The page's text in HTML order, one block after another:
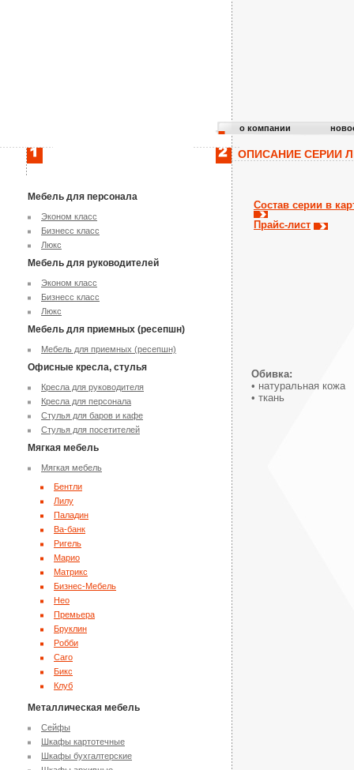
о компании
ОПИСАНИЕ СЕРИИ
Мебель для персонала
Эконом класс
Бизнесс класс
Люкс
Мебель для руководителей
Эконом класс
Бизнесс класс
Люкс
Мебель для приемных (ресепшн)
Мебель для приемных (ресепшн)
Офисные кресла, стулья
Кресла для руководителя
Кресла для персонала
Стулья для баров и кафе
Стулья для посетителей
Мягкая мебель
Мягкая мебель
Бентли
Лилу
Паладин
Ва-банк
Ригель
Марио
Матрикс
Бизнес-Мебель
Нео
Премьера
Бруклин
Робби
Caro
Бикс
Клуб
Металлическая мебель
Сейфы
Шкафы картотечные
Шкафы бухгалтерские
Состав серии в
Прайс-лист
Обивка:
• натуральная кожа
• ткань